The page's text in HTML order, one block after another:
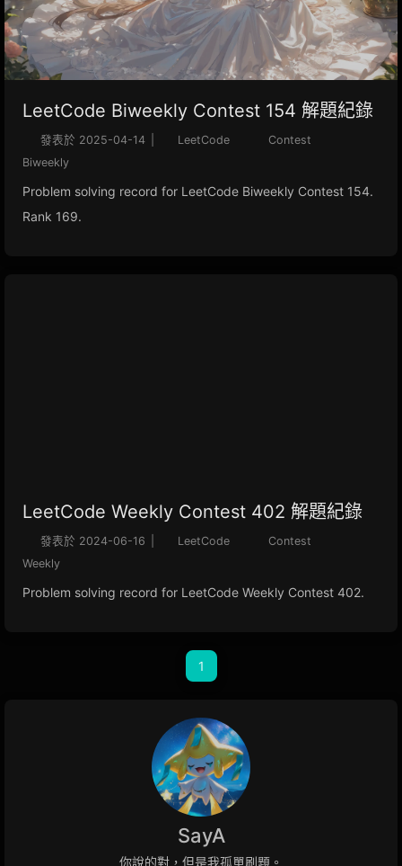
LeetCode Biweekly Contest 154 解題紀錄
發表於 2025-04-14 LeetCode
Contest
Biweekly
Problem solving record for LeetCode Biweekly Contest 154.
Rank 169.
LeetCode Weekly Contest 402 解題紀錄
發表於 2024-06-16 LeetCode
Contest
Weekly
Problem solving record for LeetCode Weekly Contest 402.
1
SayA
你說的對，但是我孤單刷題。